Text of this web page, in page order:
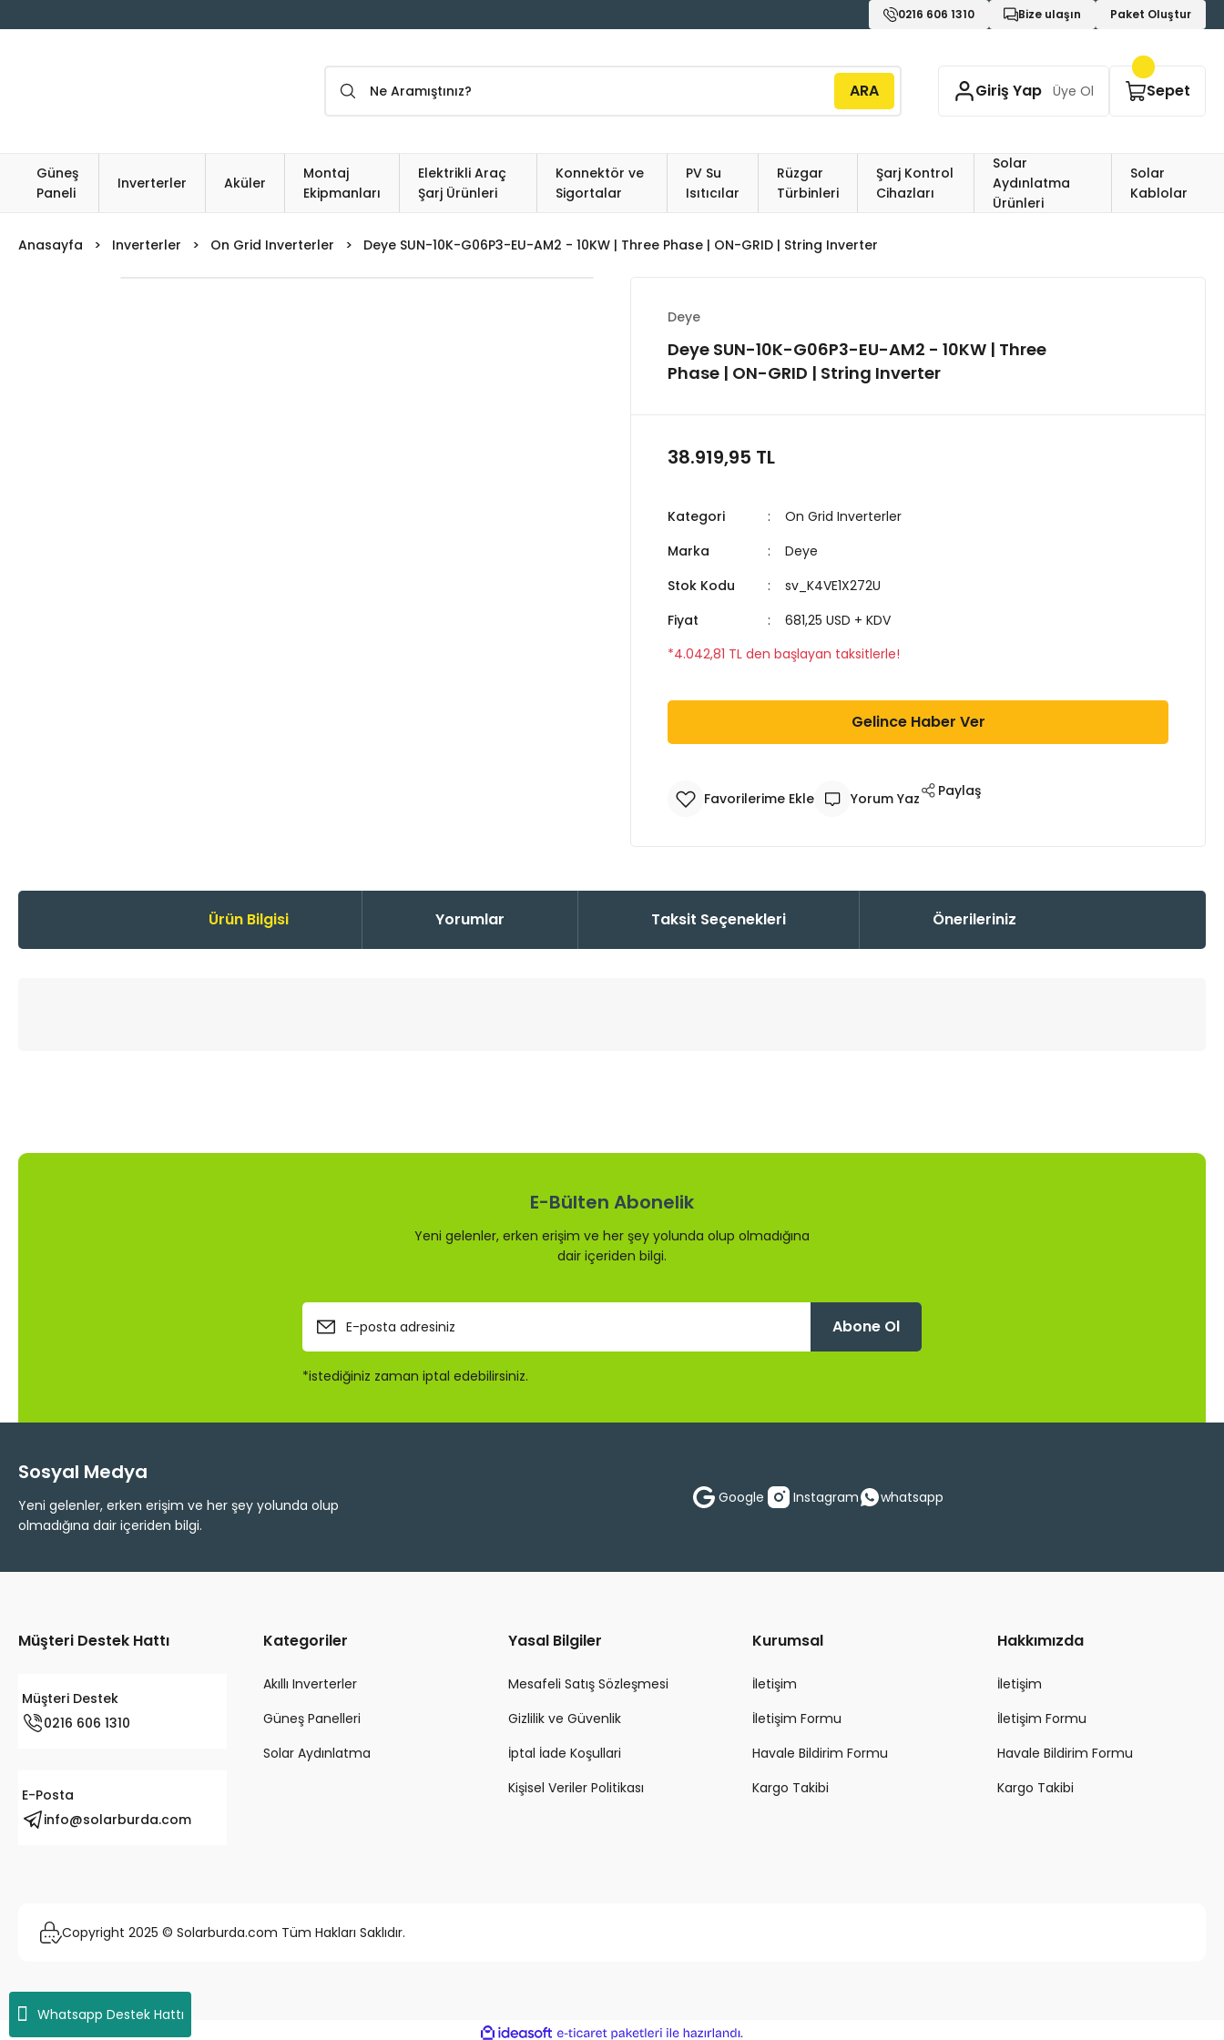
Whatsapp Destek Hattı
0216 606 1310 Bize ulaşın Paket Oluştur
ARA Giriş Yap Üye Ol Sepet
Güneş
Paneli
Inverterler Aküler
Montaj
Ekipmanları
Elektrikli Araç
Şarj Ürünleri
Konnektör ve
Sigortalar
PV Su
Isıtıcılar
Rüzgar
Türbinleri
Şarj Kontrol
Cihazları
Solar
Aydınlatma
Ürünleri
Solar
Kablolar
Anasayfa Inverterler On Grid Inverterler Deye SUN-10K-G06P3-EU-AM2 - 10KW | Three Phase | ON-GRID | String Inverter
Deye
Deye SUN-10K-G06P3-EU-AM2 - 10KW | Three
Phase | ON-GRID | String Inverter
38.919,95 TL
Kategori
On Grid Inverterler
Marka
Deye
Stok Kodu
sv_K4VE1X272U
Fiyat
681,25 USD + KDV
*4.042,81 TL den başlayan taksitlerle!
Gelince Haber Ver
Yorum Yaz Paylaş
Ürün Bilgisi Yorumlar Taksit Seçenekleri Önerileriniz
E-Bülten Abonelik
Yeni gelenler, erken erişim ve her şey yolunda olup olmadığına
dair içeriden bilgi.
Abone Ol
*istediğiniz zaman iptal edebilirsiniz.
Sosyal Medya
Yeni gelenler, erken erişim ve her şey yolunda olup
olmadığına dair içeriden bilgi.
Google Instagram whatsapp
Müşteri Destek Hattı
Müşteri Destek
0216 606 1310
E-Posta
info@solarburda.com
Kategoriler
Akıllı Inverterler
Güneş Panelleri
Solar Aydınlatma
Yasal Bilgiler
Mesafeli Satış Sözleşmesi
Gizlilik ve Güvenlik
İptal İade Koşullari
Kişisel Veriler Politikası
Kurumsal
İletişim
İletişim Formu
Havale Bildirim Formu
Kargo Takibi
Hakkımızda
İletişim
İletişim Formu
Havale Bildirim Formu
Kargo Takibi
Copyright 2025 © Solarburda.com Tüm Hakları Saklıdır.
ideasoft e-